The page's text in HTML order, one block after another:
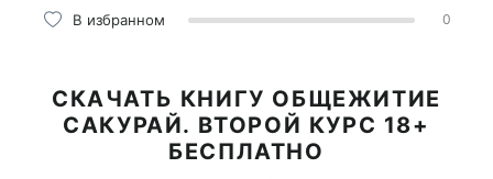
В избранном 0
СКАЧАТЬ КНИГУ ОБЩЕЖИТИЕ
САКУРАЙ. ВТОРОЙ КУРС 18+
БЕСПЛАТНО